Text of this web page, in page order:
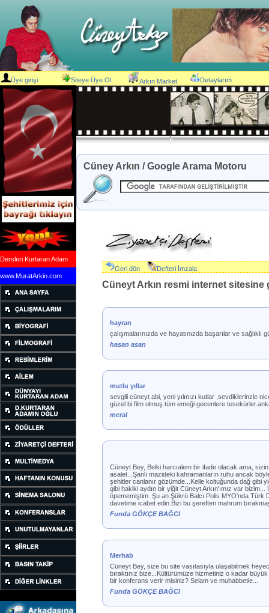
Üye girişi Siteye Üye Ol Arkın Market Detaylarım
Dersleri Kurtaran Adam
www.MuratArkin.com
Cüney Arkın / Google Arama Motoru
Geri dön Defteri İmzala
Cüneyt Arkın resmi internet
hayran
çalışmalarınızda ve hayatınızda başarılar ve sağlıklı
hasan asan
mutlu yıllar
sevgili cüneyt abi, yeni yılınızı kutlar ,sevdiklerinzle
güzel bi film olmuş.tüm emeği gecenlere
meral
Cüneyt Bey, Belki harcıalem bir ifade olacak ama,
asalet...Şanlı mazideki kahramanların ruhu ancak
şehitler canlanır gözümde...Kelle koltuğunda dağ gibi
gibi hakiki aydın bir yiğit Cüneyt Arkın'ımız var
öpememiştim. Şu an Şükrü Balcı Polis MYO'nda Türk
davetime icabet edin.Bizi bu şereften mahrum
Funda GÖKÇE BAĞCI
Merhab
Cüneyt Bey, size bu site vasıtasıyla ulaşabilmek
bıraktınız bize...Kültürümüze hizmetiniz o kadar
bir konferans verir misiniz? Selam ve muhabbetle...
Funda GÖKÇE BAĞCI